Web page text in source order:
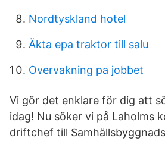
Nordtyskland hotel
Äkta epa traktor till salu
Overvakning pa jobbet
Vi gör det enklare för dig att
idag! Nu söker vi på Laholms
driftchef till